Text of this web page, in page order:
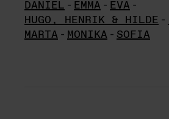
DANIEL - EMMA - EVA -
HUGO, HENRIK & HILDE -
MARTA - MONIKA - SOFIA